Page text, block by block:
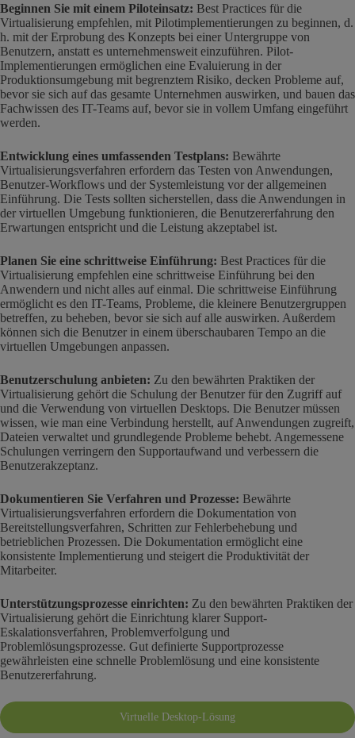
Beginnen Sie mit einem Piloteinsatz: Best Practices für die
Virtualisierung empfehlen, mit Pilotimplementierungen zu beginnen, d.
h. mit der Erprobung des Konzepts bei einer Untergruppe von
Benutzern, anstatt es unternehmensweit einzuführen. Pilot-
Implementierungen ermöglichen eine Evaluierung in der
Produktionsumgebung mit begrenztem Risiko, decken Probleme auf,
bevor sie sich auf das gesamte Unternehmen auswirken, und bauen das
Fachwissen des IT-Teams auf, bevor sie in vollem Umfang eingeführt
werden.
Entwicklung eines umfassenden Testplans: Bewährte
Virtualisierungsverfahren erfordern das Testen von Anwendungen,
Benutzer-Workflows und der Systemleistung vor der allgemeinen
Einführung. Die Tests sollten sicherstellen, dass die Anwendungen in
der virtuellen Umgebung funktionieren, die Benutzererfahrung den
Erwartungen entspricht und die Leistung akzeptabel ist.
Planen Sie eine schrittweise Einführung: Best Practices für die
Virtualisierung empfehlen eine schrittweise Einführung bei den
Anwendern und nicht alles auf einmal. Die schrittweise Einführung
ermöglicht es den IT-Teams, Probleme, die kleinere Benutzergruppen
betreffen, zu beheben, bevor sie sich auf alle auswirken. Außerdem
können sich die Benutzer in einem überschaubaren Tempo an die
virtuellen Umgebungen anpassen.
Benutzerschulung anbieten: Zu den bewährten Praktiken der
Virtualisierung gehört die Schulung der Benutzer für den Zugriff auf
und die Verwendung von virtuellen Desktops. Die Benutzer müssen
wissen, wie man eine Verbindung herstellt, auf Anwendungen zugreift,
Dateien verwaltet und grundlegende Probleme behebt. Angemessene
Schulungen verringern den Supportaufwand und verbessern die
Benutzerakzeptanz.
Dokumentieren Sie Verfahren und Prozesse: Bewährte
Virtualisierungsverfahren erfordern die Dokumentation von
Bereitstellungsverfahren, Schritten zur Fehlerbehebung und
betrieblichen Prozessen. Die Dokumentation ermöglicht eine
konsistente Implementierung und steigert die Produktivität der
Mitarbeiter.
Unterstützungsprozesse einrichten: Zu den bewährten Praktiken der
Virtualisierung gehört die Einrichtung klarer Support-
Eskalationsverfahren, Problemverfolgung und
Problemlösungsprozesse. Gut definierte Supportprozesse
gewährleisten eine schnelle Problemlösung und eine konsistente
Benutzererfahrung.
Virtuelle Desktop-Lösung